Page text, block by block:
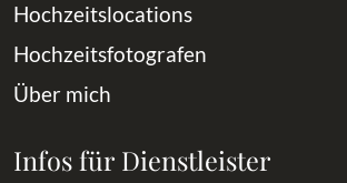
Hochzeitslocations
Hochzeitsfotografen
Über mich
Infos für Dienstleister